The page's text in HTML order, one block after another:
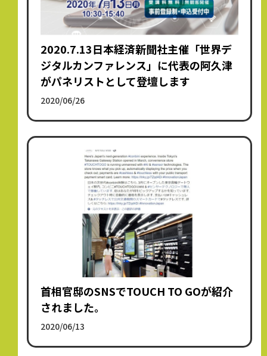
2020.7.13日本経済新聞社主催「世界デ
ジタルカンファレンス」に代表の阿久津
がパネリストとして登壇します
2020/06/26
首相官邸のSNSでTOUCH TO GOが紹介
されました。
2020/06/13